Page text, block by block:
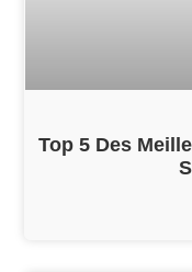
Top 5 Des